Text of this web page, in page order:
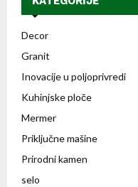
Decor
Granit
Inovacije u poljoprivredi
Kuhinjske ploče
Mermer
Priključne mašine
Prirodni kamen
selo